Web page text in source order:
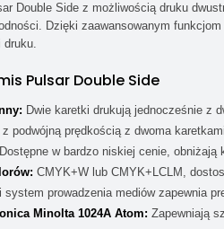
Double Side z możliwością druku
Dzięki zaawansowanym
Pulsar Double Side
Dwie karetki drukują jednocześnie z
z podwójną prędkością z dwoma
Dostępne w bardzo niskiej cenie, obniżają
CMYK+W lub CMYK+LCLM,
system prowadzenia mediów zapewnia
Minolta 1024A Atom: Zapewniają